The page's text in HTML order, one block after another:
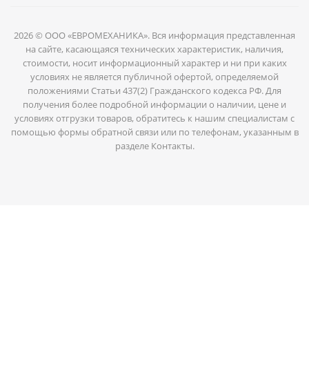
2026 © ООО «ЕВРОМЕХАНИКА». Вся информация представленная
на сайте, касающаяся технических характеристик, наличия,
стоимости, носит информационный характер и ни при каких
условиях не является публичной офертой, определяемой
положениями Статьи 437(2) Гражданского кодекса РФ. Для
получения более подробной информации о наличии, цене и
условиях отгрузки товаров, обратитесь к нашим специалистам с
помощью формы обратной связи или по телефонам, указанным в
разделе Контакты.